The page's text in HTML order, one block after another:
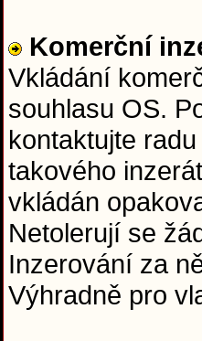
Komerční
Vkládání
souhlasu OS.
kontaktujte
takového
vkládán
Netolerují se
Inzerování za
Výhradně pro